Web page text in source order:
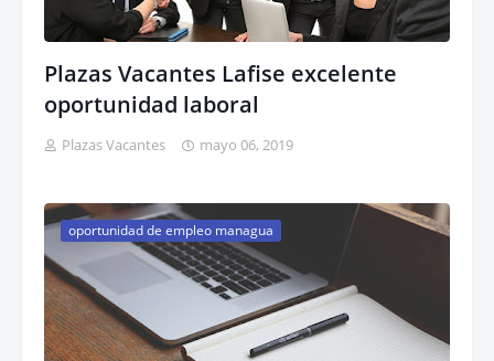
Plazas Vacantes Lafise excelente
oportunidad laboral
Plazas Vacantes mayo 06, 2019
oportunidad de empleo managua